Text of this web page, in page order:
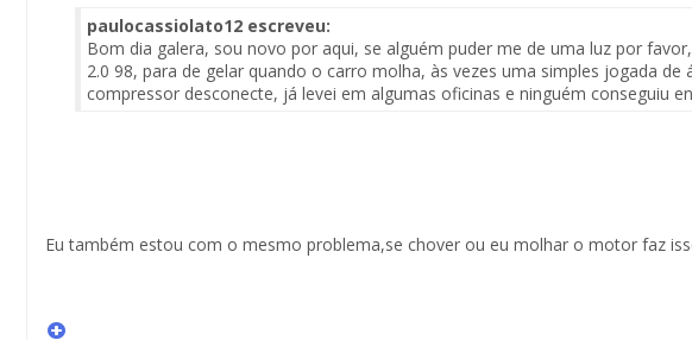
paulocassiolato12 escreveu:
Bom dia galera, sou novo por aqui, se alguém puder me de uma luz por
2.0 98, para de gelar quando o carro molha, às vezes uma simples jogada
compressor desconecte, já levei em algumas oficinas e ninguém conseguiu
Eu também estou com o mesmo problema,se chover ou eu molhar o motor faz